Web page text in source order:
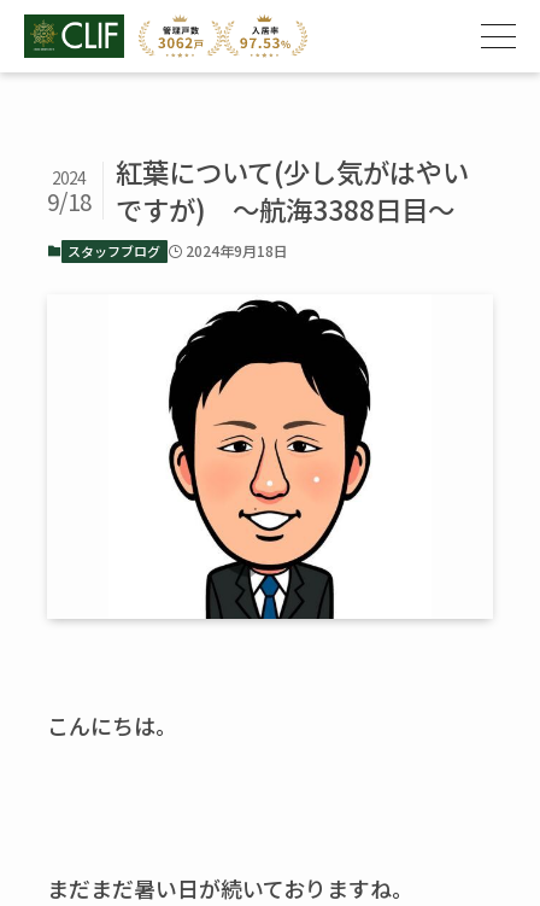
紅葉について(少し気がはやい
ですが) ～航海3388日目～
2024
9/18
スタッフブログ 2024年9月18日
こんにちは。
まだまだ暑い日が続いておりますね。